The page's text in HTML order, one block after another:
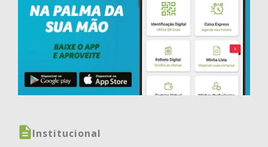
Institucional